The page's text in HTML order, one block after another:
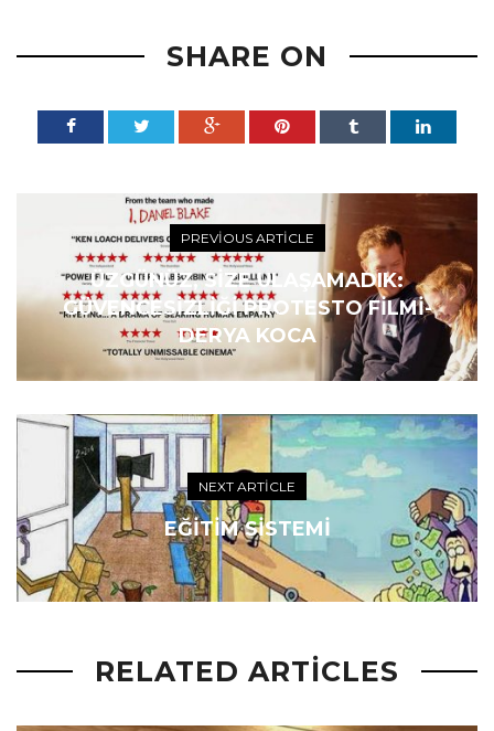
SHARE ON
PREVIOUS ARTICLE
ÜZGÜNÜZ, SIZE ULAŞAMADIK:
GÜVENCESIZLIĞI PROTESTO FILMI-
DERYA KOCA
NEXT ARTICLE
EĞITIM SISTEMI
RELATED ARTICLES